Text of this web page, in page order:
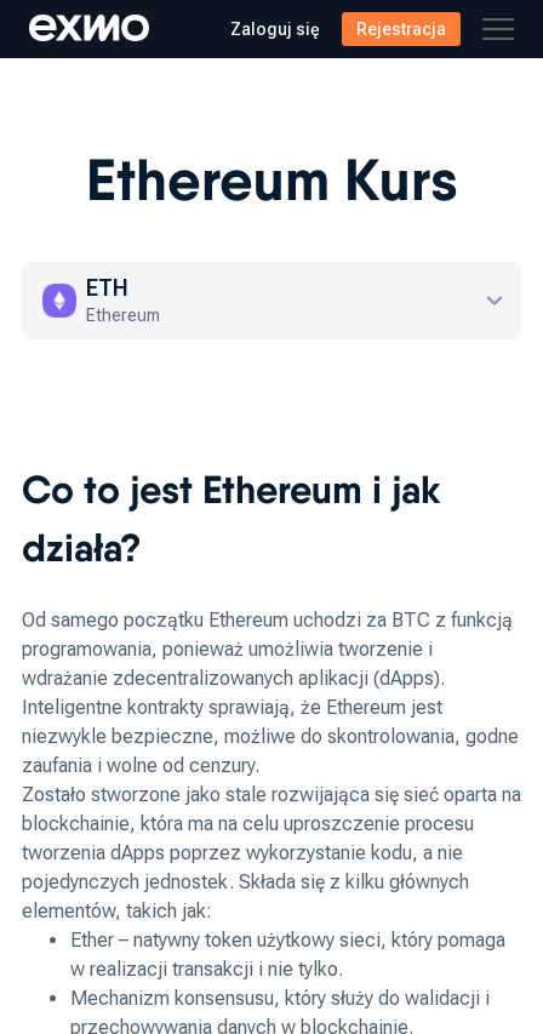
Zaloguj się Rejestracja
Ethereum Kurs
ETH
Ethereum
Co to jest Ethereum i jak
działa?
Od samego początku Ethereum uchodzi za BTC z funkcją
programowania, ponieważ umożliwia tworzenie i
wdrażanie zdecentralizowanych aplikacji (dApps).
Inteligentne kontrakty sprawiają, że Ethereum jest
niezwykle bezpieczne, możliwe do skontrolowania, godne
zaufania i wolne od cenzury.
Zostało stworzone jako stale rozwijająca się sieć oparta na
blockchainie, która ma na celu uproszczenie procesu
tworzenia dApps poprzez wykorzystanie kodu, a nie
pojedynczych jednostek. Składa się z kilku głównych
elementów, takich jak:
Ether – natywny token użytkowy sieci, który pomaga
w realizacji transakcji i nie tylko.
Mechanizm konsensusu, który służy do walidacji i
przechowywania danych w blockchainie.